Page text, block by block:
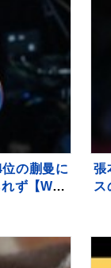
の蒯曼に
ず【WTT
張
ス